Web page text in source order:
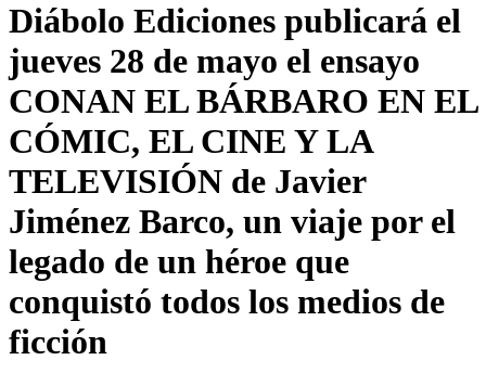
Diábolo Ediciones publicará el
jueves 28 de mayo el ensayo
CONAN EL BÁRBARO EN EL
CÓMIC, EL CINE Y LA
TELEVISIÓN de Javier
Jiménez Barco, un viaje por el
legado de un héroe que
conquistó todos los medios de
ficción